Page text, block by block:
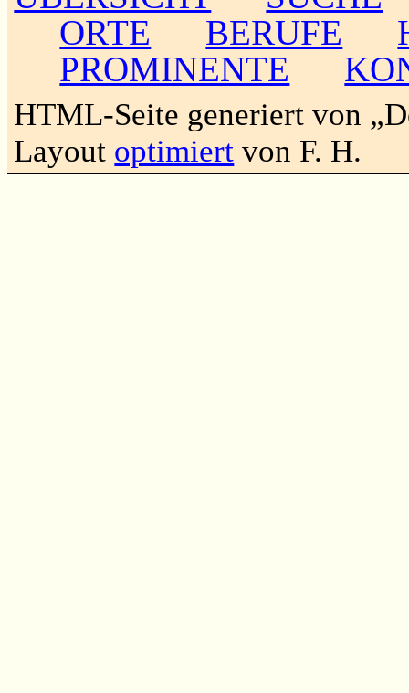
ORTE
BERUFE
PROMINENTE
HTML-Seite generiert von
Layout optimiert von F. H.